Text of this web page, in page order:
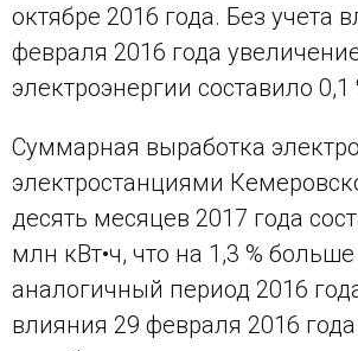
октябре 2016 года. Без учета
февраля 2016 года
электроэнергии составило 0,1
Суммарная выработка
электростанциями
десять месяцев 2017 года
млн кВт•ч, что на 1,3 %
аналогичный период 2016
влияния 29 февраля 2016